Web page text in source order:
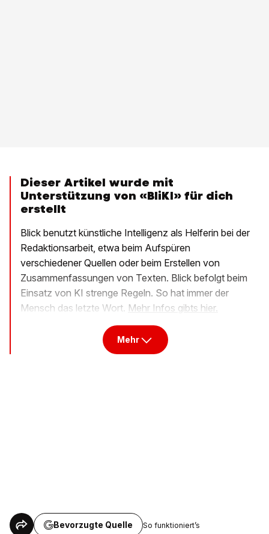
Dieser Artikel wurde mit
Unterstützung von «BliKI» für dich
erstellt
Blick benutzt künstliche Intelligenz als Helferin bei der
Redaktionsarbeit, etwa beim Aufspüren
verschiedener Quellen oder beim Erstellen von
Zusammenfassungen von Texten. Blick befolgt beim
Einsatz von KI strenge Regeln. So hat immer der
Mensch das letzte Wort. Mehr Infos gibts hier.
Mehr
Bevorzugte Quelle So funktioniert’s